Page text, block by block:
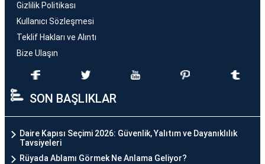
Gizlilik Politikası
Kullanıcı Sözleşmesi
Teklif Hakları ve Alıntı
Bize Ulaşın
SON BAŞLIKLAR
Daire Kapısı Seçimi 2026: Güvenlik, Yalıtım ve Dayanıklılık
Tavsiyeleri
Rüyada Ablamı Görmek Ne Anlama Geliyor?